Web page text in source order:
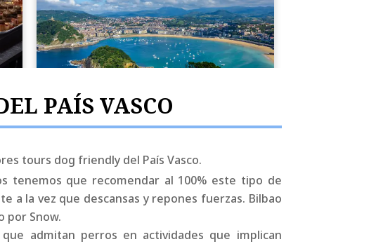
PAÍS VASCO
tours dog friendly del País Vasco.
tenemos que recomendar al 100% este tipo de
a la vez que descansas y repones fuerzas. Bilbao
por Snow.
admitan perros en actividades que implican